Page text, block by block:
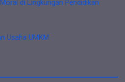
di Lingkungan Pendidikan
Usaha UMKM